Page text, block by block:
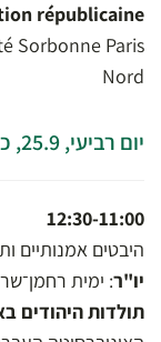
républicaine
Sorbonne Paris
Nord
יום רביעי, 25.9, כ"ב באלול
12:30-11:00
היבטים אמנותיים
יו"ר: ימית
תולדות היהודים